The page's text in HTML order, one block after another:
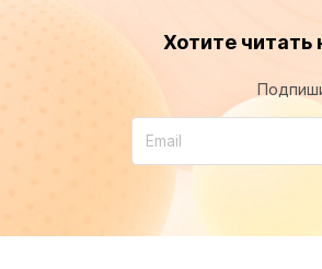
Хотите читать